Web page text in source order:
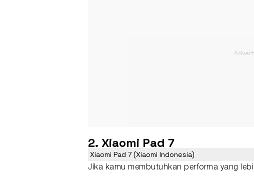
2. Xiaomi Pad 7
Xiaomi Pad 7 (Xiaomi Indonesia)
Jika kamu membutuhkan performa yang